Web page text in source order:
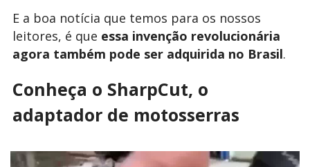
E a boa notícia que temos para os nossos
leitores, é que essa invenção revolucionária
agora também pode ser adquirida no Brasil.
Conheça o SharpCut, o
adaptador de motosserras